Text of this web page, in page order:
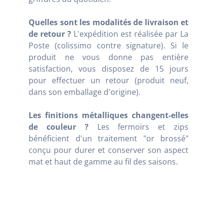
Quelles sont les modalités de livraison et
de retour ? L'expédition est réalisée par La
Poste (colissimo contre signature). Si le
produit ne vous donne pas entière
satisfaction, vous disposez de 15 jours
pour effectuer un retour (produit neuf,
dans son emballage d'origine).
Les finitions métalliques changent-elles
de couleur ?Les fermoirs et zips
bénéficient d'un traitement "or brossé"
conçu pour durer et conserver son aspect
mat et haut de gamme au fil des saisons.